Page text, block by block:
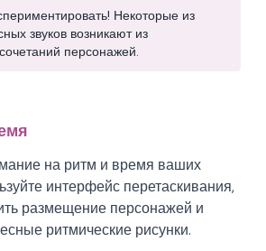
Некоторые из
звуков возникают из
персонажей.
на ритм и время ваших
интерфейс перетаскивания,
размещение персонажей и
ритмические рисунки.